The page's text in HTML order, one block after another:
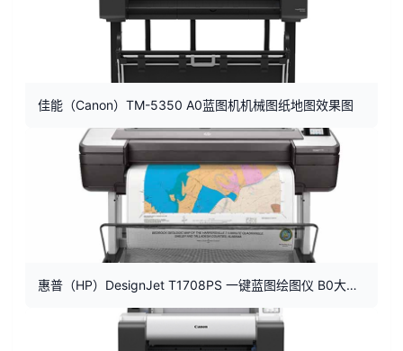
佳能（Canon）TM-5350 A0蓝图机机械图纸地图效果图
惠普（HP）DesignJet T1708PS 一键蓝图绘图仪 B0大幅面打印机